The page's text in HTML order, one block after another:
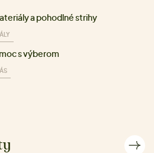
a pohodlné strihy
s výberom